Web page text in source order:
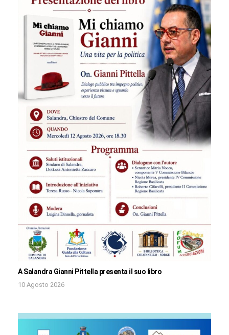
A Salandra Gianni Pittella presenta il suo libro
10 Agosto 2026